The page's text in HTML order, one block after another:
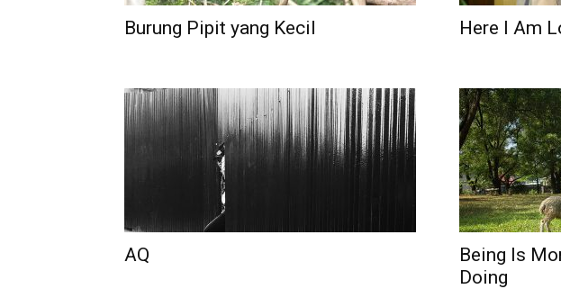
Burung Pipit yang Kecil Here I Am
AQ
Being Is
Doing